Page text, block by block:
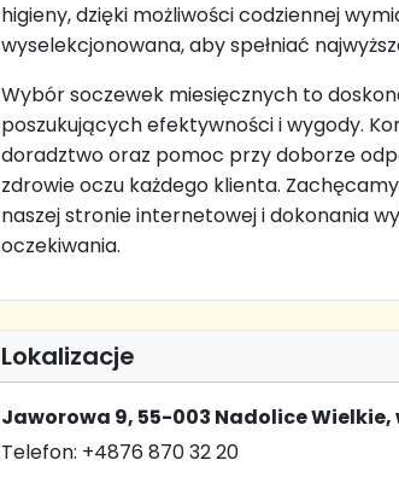
higieny, dzięki możliwości codziennej
wyselekcjonowana, aby spełniać
Wybór soczewek miesięcznych to
poszukujących efektywności i wygody.
doradztwo oraz pomoc przy doborze
zdrowie oczu każdego klienta.
naszej stronie internetowej i dokonania
oczekiwania.
Lokalizacje
Jaworowa 9, 55-003 Nadolice
Telefon: +4876 870 32 20